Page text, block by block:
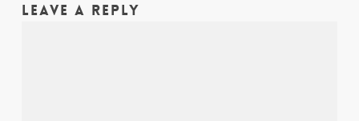
LEAVE A REPLY